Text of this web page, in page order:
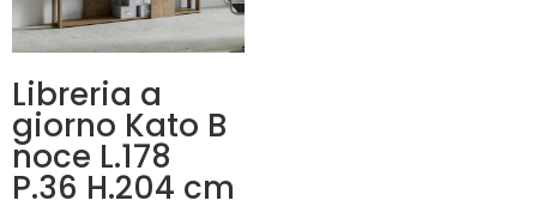
Libreria a
giorno Kato B
noce L.178
P.36 H.204 cm